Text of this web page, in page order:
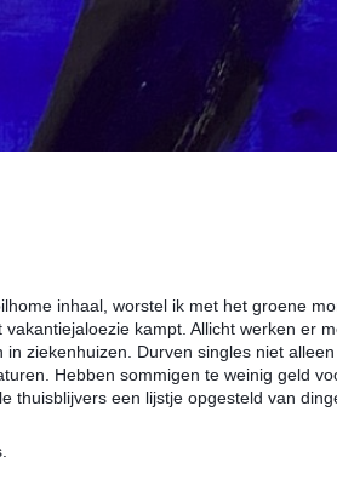
inhaal, worstel ik met het groene
kampt. Allicht werken er
ziekenhuizen. Durven singles niet
Hebben sommigen te weinig geld
thuisblijvers een lijstje opgesteld van